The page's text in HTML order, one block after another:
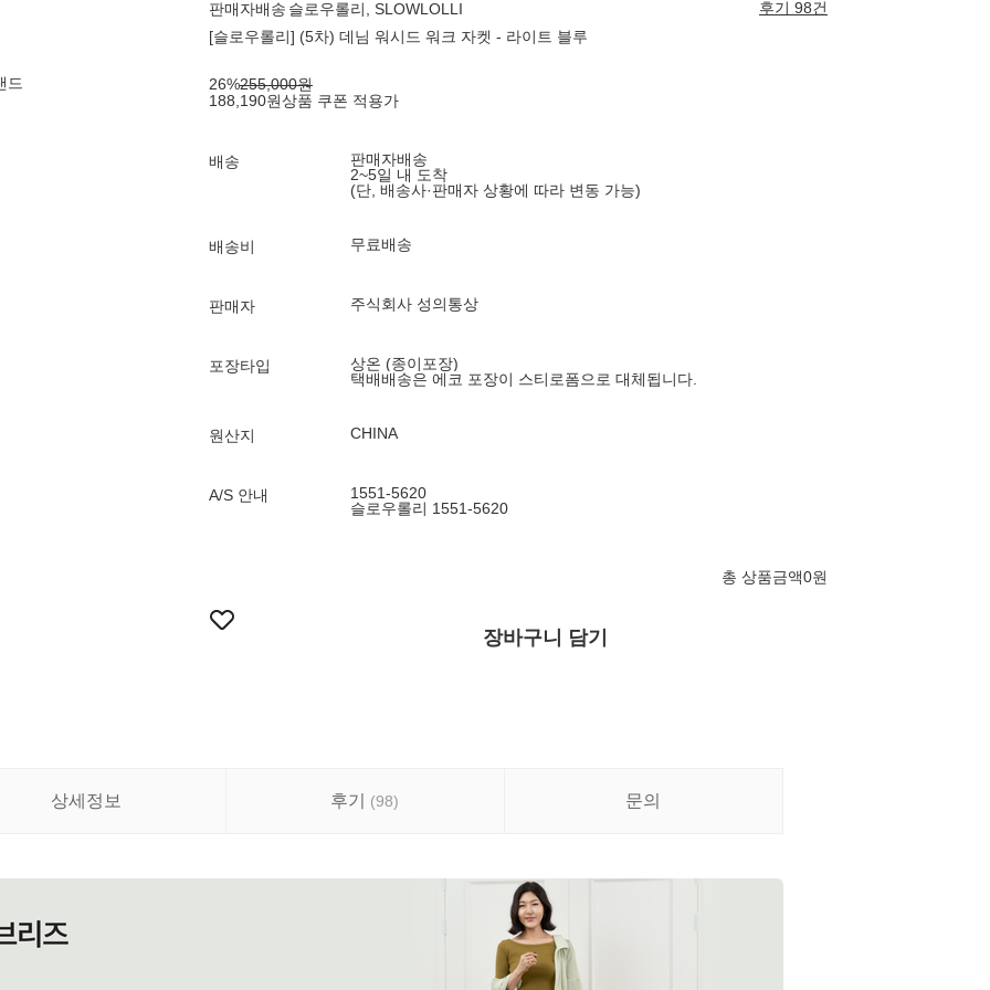
드
판매자배송 슬로우롤리, SLOWLOLLI
후기 98건
[슬로우롤리] (5차) 데님 워시드 워크 자켓 - 라이트 블루
26%255,000원
188,190원상품 쿠폰 적용가
배송
판매자배송
2~5일 내 도착
(단, 배송사·판매자 상황에 따라 변동 가능)
배송비 무료배송
판매자 주식회사 성의통상
포장타입
상온 (종이포장)
택배배송은 에코 포장이 스티로폼으로 대체됩니다.
원산지 CHINA
A/S 안내
1551-5620
슬로우롤리 1551-5620
총 상품금액0원
장바구니 담기
상세정보 후기 (98) 문의